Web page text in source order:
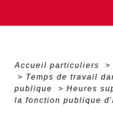
Accueil particuliers >
> Temps de travail
publique
> Heures
la fonction publique